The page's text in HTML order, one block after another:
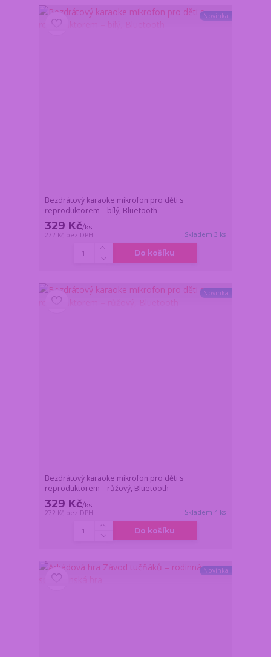
Novinka
Bezdrátový karaoke mikrofon pro děti s
reproduktorem – bílý, Bluetooth
329 Kč/ks
272 Kč bez DPH Skladem 3 ks
Do košíku
Novinka
Bezdrátový karaoke mikrofon pro děti s
reproduktorem – růžový, Bluetooth
329 Kč/ks
272 Kč bez DPH Skladem 4 ks
Do košíku
Novinka